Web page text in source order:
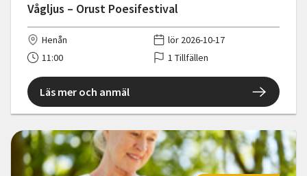
Vågljus – Orust Poesifestival
Henån
lör 2026-10-17
11:00
1 Tillfällen
Läs mer och anmäl